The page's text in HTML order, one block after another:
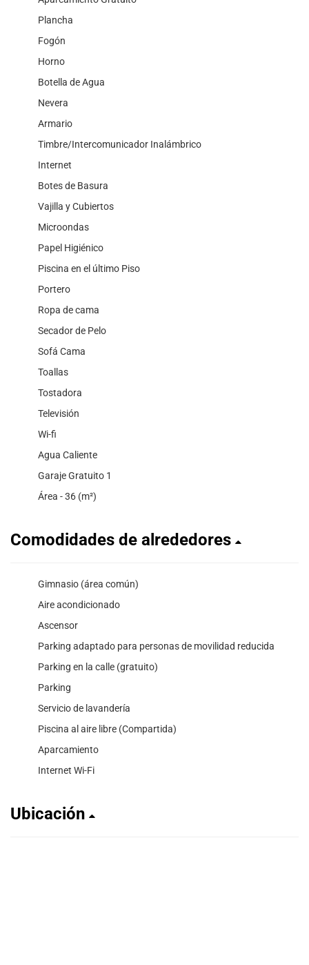
Plancha
Fogón
Horno
Botella de Agua
Nevera
Armario
Timbre/Intercomunicador Inalámbrico
Internet
Botes de Basura
Vajilla y Cubiertos
Microondas
Papel Higiénico
Piscina en el último Piso
Portero
Ropa de cama
Secador de Pelo
Sofá Cama
Toallas
Tostadora
Televisión
Wi-fi
Agua Caliente
Garaje Gratuito 1
Área - 36 (m²)
Comodidades de alrededores
Gimnasio (área común)
Aire acondicionado
Ascensor
Parking adaptado para personas de movilidad reducida
Parking en la calle (gratuito)
Parking
Servicio de lavandería
Piscina al aire libre (Compartida)
Aparcamiento
Internet Wi-Fi
Ubicación